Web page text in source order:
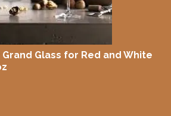
Glass for Red and White